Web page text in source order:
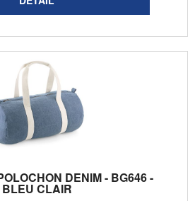
DENIM - BG646 -
BLEU CLAIR